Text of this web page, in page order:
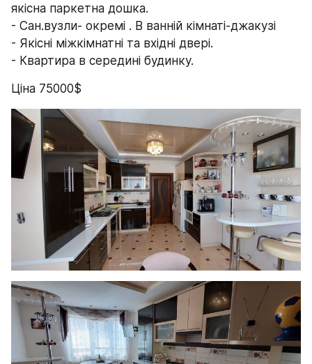
якісна паркетна дошка.
- Сан.вузли- окремі . В ванній кімнаті-джакузі
- Якісні міжкімнатні та вхідні двері.
- Квартира в середині будинку.
Ціна 75000$